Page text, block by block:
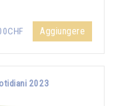
Aggiungere
2023